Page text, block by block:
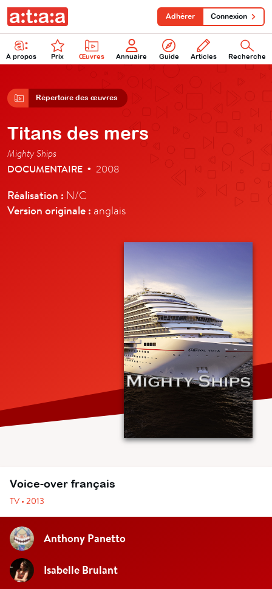
À propos Prix Œuvres Annuaire Guide Articles Recherche
Adhérer Connexion
Répertoire des œuvres
Titans des mers
Mighty Ships
DOCUMENTAIRE • 2008
Réalisation : N/C
Version originale : anglais
Voice-over français
TV • 2013
Anthony Panetto
Isabelle Brulant